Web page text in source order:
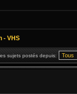
- VHS
sujets postés depuis: